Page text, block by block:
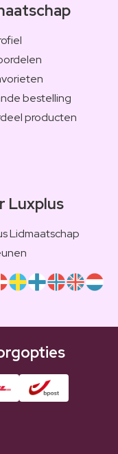
bestelling
producten
Luxplus
Lidmaatschap